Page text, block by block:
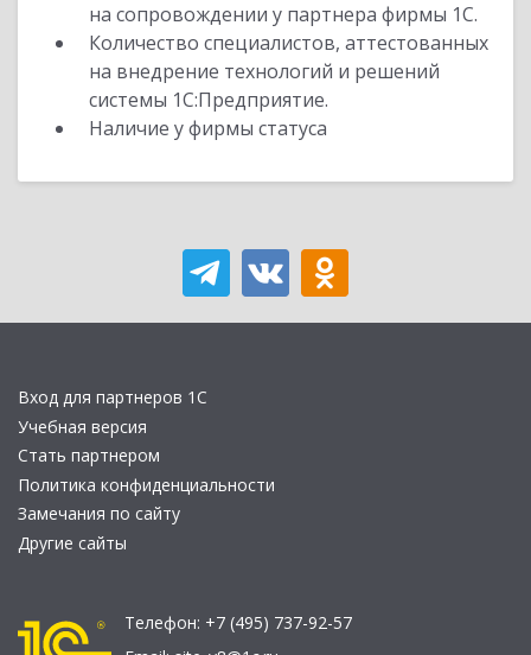
на сопровождении у партнера фирмы 1С.
Количество специалистов, аттестованных
на внедрение технологий и решений
системы 1С:Предприятие.
Наличие у фирмы статуса
Вход для партнеров 1С
Учебная версия
Стать партнером
Политика конфиденциальности
Замечания по сайту
Другие сайты
Телефон: +7 (495) 737-92-57